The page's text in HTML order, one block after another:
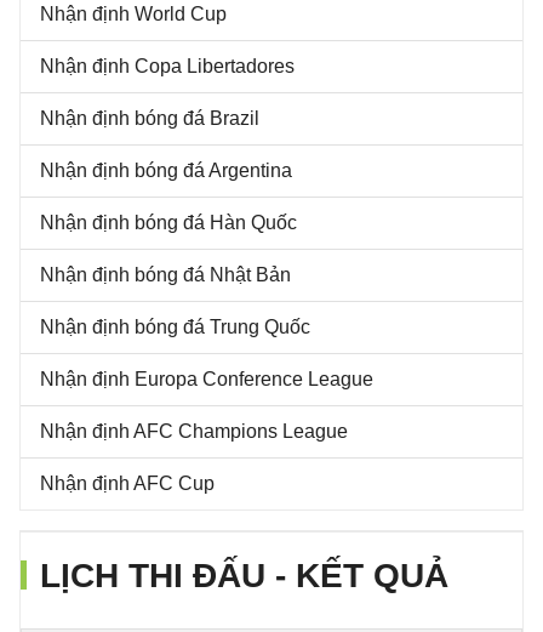
Nhận định World Cup
Nhận định Copa Libertadores
Nhận định bóng đá Brazil
Nhận định bóng đá Argentina
Nhận định bóng đá Hàn Quốc
Nhận định bóng đá Nhật Bản
Nhận định bóng đá Trung Quốc
Nhận định Europa Conference League
Nhận định AFC Champions League
Nhận định AFC Cup
LỊCH THI ĐẤU - KẾT QUẢ